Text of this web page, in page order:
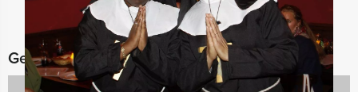
Gerelateerde categorieën